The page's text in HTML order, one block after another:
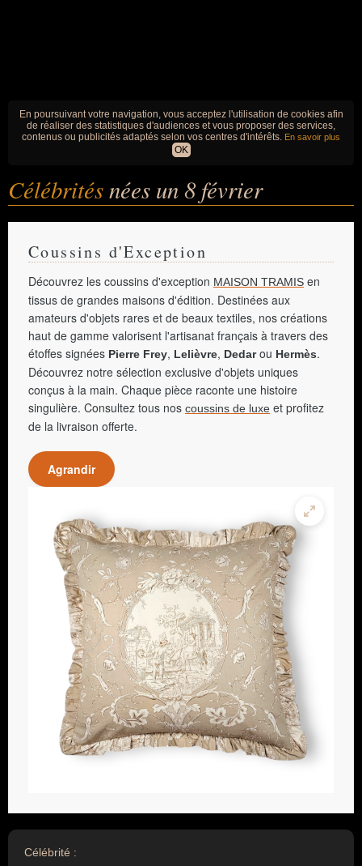
En poursuivant votre navigation, vous acceptez l'utilisation de cookies afin
de réaliser des statistiques d'audiences et vous proposer des services,
contenus ou publicités adaptés selon vos centres d'intérêts. En savoir plus
OK
Célébritésnées un 8 février
Coussins d'Exception
Découvrez les coussins d'exception MAISON TRAMIS en
tissus de grandes maisons d'édition. Destinées aux
amateurs d'objets rares et de beaux textiles, nos créations
haut de gamme valorisent l'artisanat français à travers des
étoffes signées Pierre Frey, Lelièvre, Dedarou Hermès.
Découvrez notre sélection exclusive d'objets uniques
conçus à la main. Chaque pièce raconte une histoire
singulière. Consultez tous nos coussins de luxe et profitez
de la livraison offerte.
Agrandir
Célébrité :